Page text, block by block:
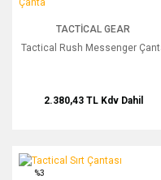
TACTICAL GEAR
Tactical Rush Messenger
2.380,43 TL Kdv Dahil
Tactical Sırt Çantası
%3